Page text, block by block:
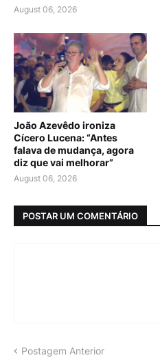
August 06, 2026
João Azevêdo ironiza
Cícero Lucena: “Antes
falava de mudança, agora
diz que vai melhorar”
August 06, 2026
POSTAR UM COMENTÁRIO
Postagem Anterior